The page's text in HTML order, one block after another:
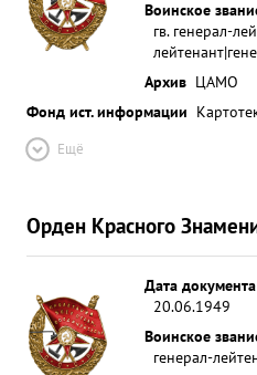
Воинское
гв. генерал-
Архив ЦАМО
Фонд ист. информации
Ещё
Орден Красного
Дата документа
20.06.1949
Воинское
генерал-